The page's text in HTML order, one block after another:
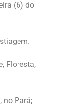
(6) do
Floresta,
no Pará;